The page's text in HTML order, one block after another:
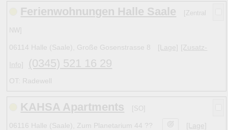
Ferienwohnungen Halle Saale [Zentral
NW]
06114 Halle (Saale), Große Gosenstrasse 8 [Lage] [Zusatz-
Info] (0345) 521 16 29
OT: Radewell
KAHSA Apartments [SO]
06116 Halle (Saale), Zum Planetarium 44 ?? [Lage]